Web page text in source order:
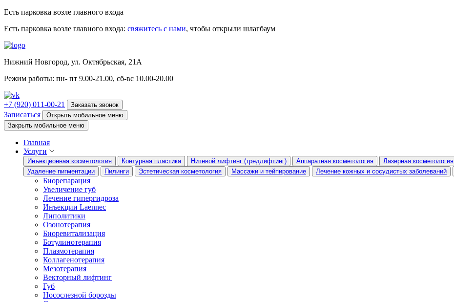
Есть парковка возле главного входа
Есть парковка возле главного входа: свяжитесь с нами, чтобы открыли шлагбаум
Нижний Новгород, ул. Октябрьская, 21А
Режим работы: пн- пт 9.00-21.00, сб-вс 10.00-20.00
+7 (920) 011-00-21 Заказать звонок
Записаться
Открыть мобильное меню
Закрыть мобильное меню
Главная
Услуги
Инъекционная косметология Контурная пластика Нитевой лифтинг (тредлифтинг) Аппаратная косметология Лазерная косметология
Удаление пигментации
Пилинги Эстетическая косметология Массажи и тейпирование Лечение кожных и сосудистых заболеваний
Биорепарация
Увеличение губ
Лечение гипергидроза
Инъекции Laennec
Липолитики
Озонотерапия
Биоревитализация
Ботулинотерапия
Плазмотерапия
Коллагенотерапия
Мезотерапия
Векторный лифтинг
Губ
Носослезной борозды